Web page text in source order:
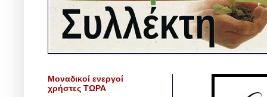
Μοναδικοί ενεργοί
χρήστες ΤΩΡΑ